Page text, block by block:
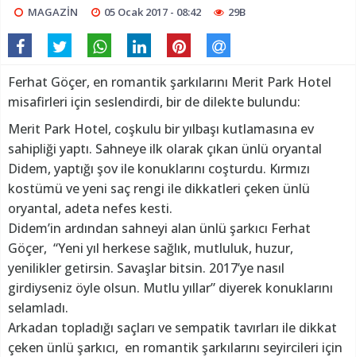
MAGAZİN 05 Ocak 2017 - 08:42 29B
Ferhat Göçer, en romantik şarkılarını Merit Park Hotel
misafirleri için seslendirdi, bir de dilekte bulundu:
Merit Park Hotel, coşkulu bir yılbaşı kutlamasına ev
sahipliği yaptı. Sahneye ilk olarak çıkan ünlü oryantal
Didem, yaptığı şov ile konuklarını coşturdu. Kırmızı
kostümü ve yeni saç rengi ile dikkatleri çeken ünlü
oryantal, adeta nefes kesti.
Didem’in ardından sahneyi alan ünlü şarkıcı Ferhat
Göçer, “Yeni yıl herkese sağlık, mutluluk, huzur,
yenilikler getirsin. Savaşlar bitsin. 2017’ye nasıl
girdiyseniz öyle olsun. Mutlu yıllar” diyerek konuklarını
selamladı.
Arkadan topladığı saçları ve sempatik tavırları ile dikkat
çeken ünlü şarkıcı, en romantik şarkılarını seyircileri için